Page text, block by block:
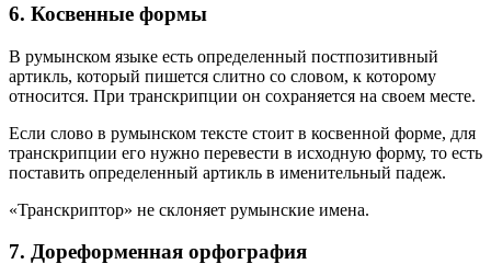
6. Косвенные формы
В румынском языке есть определенный постпозитивный
артикль, который пишется слитно со словом, к которому
относится. При транскрипции он сохраняется на своем месте.
Если слово в румынском тексте стоит в косвенной форме, для
транскрипции его нужно перевести в исходную форму, то есть
поставить определенный артикль в именительный падеж.
«Транскриптор» не склоняет румынские имена.
7. Дореформенная орфография